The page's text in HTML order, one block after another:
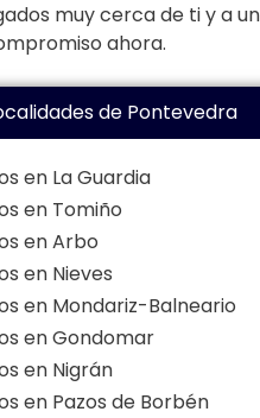
muy cerca de ti y a
ahora.
de Pontevedra
en La Guardia
en Tomiño
en Arbo
en Nieves
en Mondariz-Balneario
en Gondomar
en Nigrán
en Pazos de Borbén